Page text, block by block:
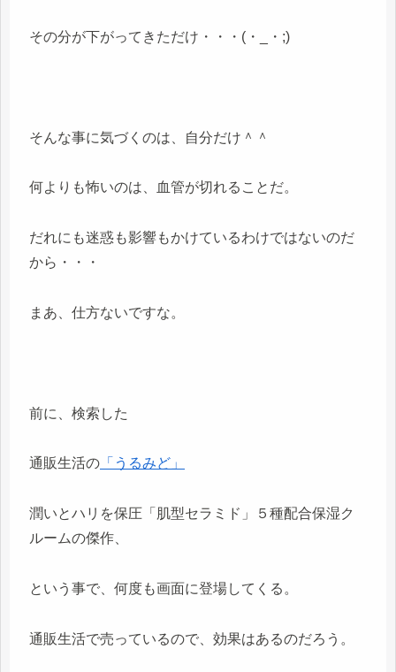
その分が下がってきただけ・・・(・_・;)
そんな事に気づくのは、自分だけ＾＾
何よりも怖いのは、血管が切れることだ。
だれにも迷惑も影響もかけているわけではないのだ
から・・・
まあ、仕方ないですな。
前に、検索した
通販生活の 「うるみど」
潤いとハリを保圧「肌型セラミド」５種配合保湿ク
ルームの傑作、
という事で、何度も画面に登場してくる。
通販生活で売っているので、効果はあるのだろう。